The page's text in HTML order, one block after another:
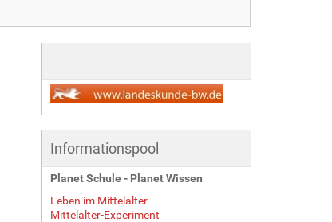
Informationspool
Planet Schule - Planet Wissen
Leben im Mittelalter
Mittelalter-Experiment